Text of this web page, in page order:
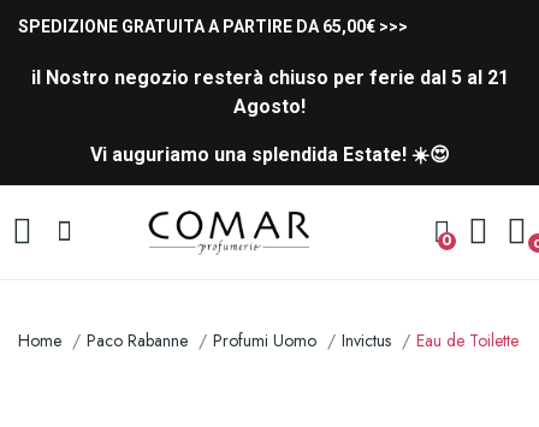
SPEDIZIONE GRATUITA A PARTIRE DA 65,00€ >>>
il Nostro negozio resterà chiuso per ferie dal 5 al 21
Agosto!
Vi auguriamo una splendida Estate! ☀️😍
0
Home Paco Rabanne Profumi Uomo Invictus Eau de Toilette